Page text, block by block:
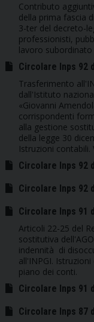
Contributo
della prima fascia
3-ter del decreto-
professionisti,
lavoro
Circolare Inps 92
Trasferimento
dall'Istituto
«Giovanni
corrispondenti
alla gestione
della legge 30
Istruzioni contabili.
Circolare Inps 92
Circolare Inps 92
Circolare Inps 91
Articoli 22-25 del
sostitutiva
indennità di
all'INPGI.
piano dei conti.
Circolare Inps 91
Circolare Inps 87